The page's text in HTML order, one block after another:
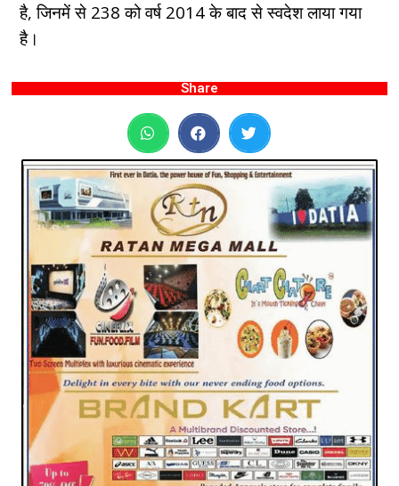
है, जिनमें से 238 को वर्ष 2014 के बाद से स्वदेश लाया गया
है।
Share